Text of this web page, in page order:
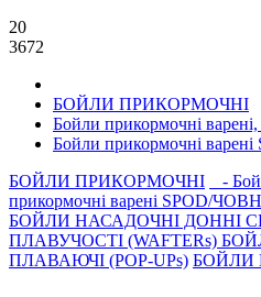
20
3672
БОЙЛИ ПРИКОРМОЧНI
Бойли прикормочні
Бойли прикормочнi
БОЙЛИ ПРИКОРМОЧНI
-
прикормочні варені SPOD/
БОЙЛИ НАСАДОЧНI ДОННI
ПЛАВУЧОСТI (WAFTERs)
ПЛАВАЮЧІ (POP-UPs) БОЙЛИ